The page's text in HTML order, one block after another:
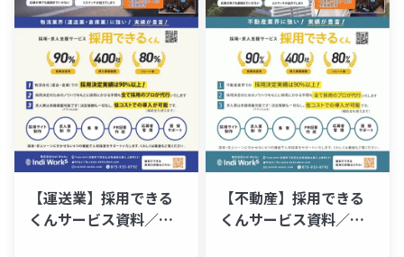
【運送業】採用できる
くんサービス資料／チ
【不動産】採用できる
くんサービス資料／チ